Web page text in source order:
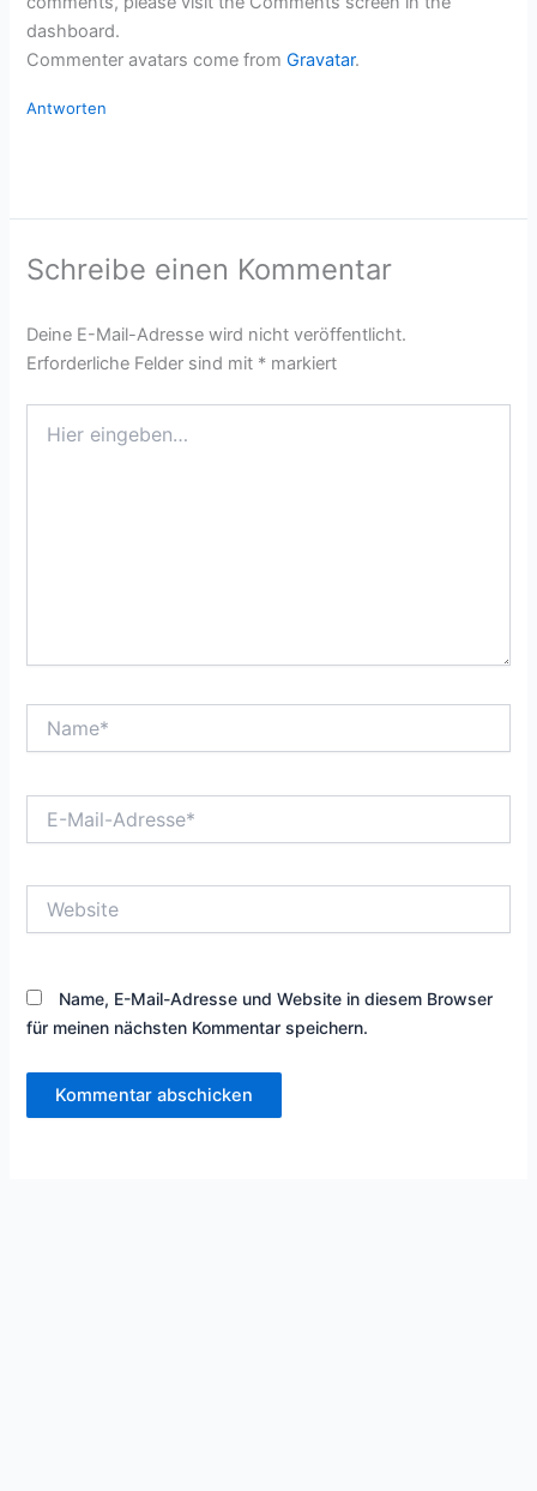
dashboard.
Commenter avatars come fromGravatar.
Antworten
Schreibe einen Kommentar
Deine E-Mail-Adresse wird nicht veröffentlicht.
Erforderliche Felder sind mit * markiert
eingeben…
Mail-
Name, E-Mail-Adresse und Website in diesem Browser
für meinen nächsten Kommentar speichern.